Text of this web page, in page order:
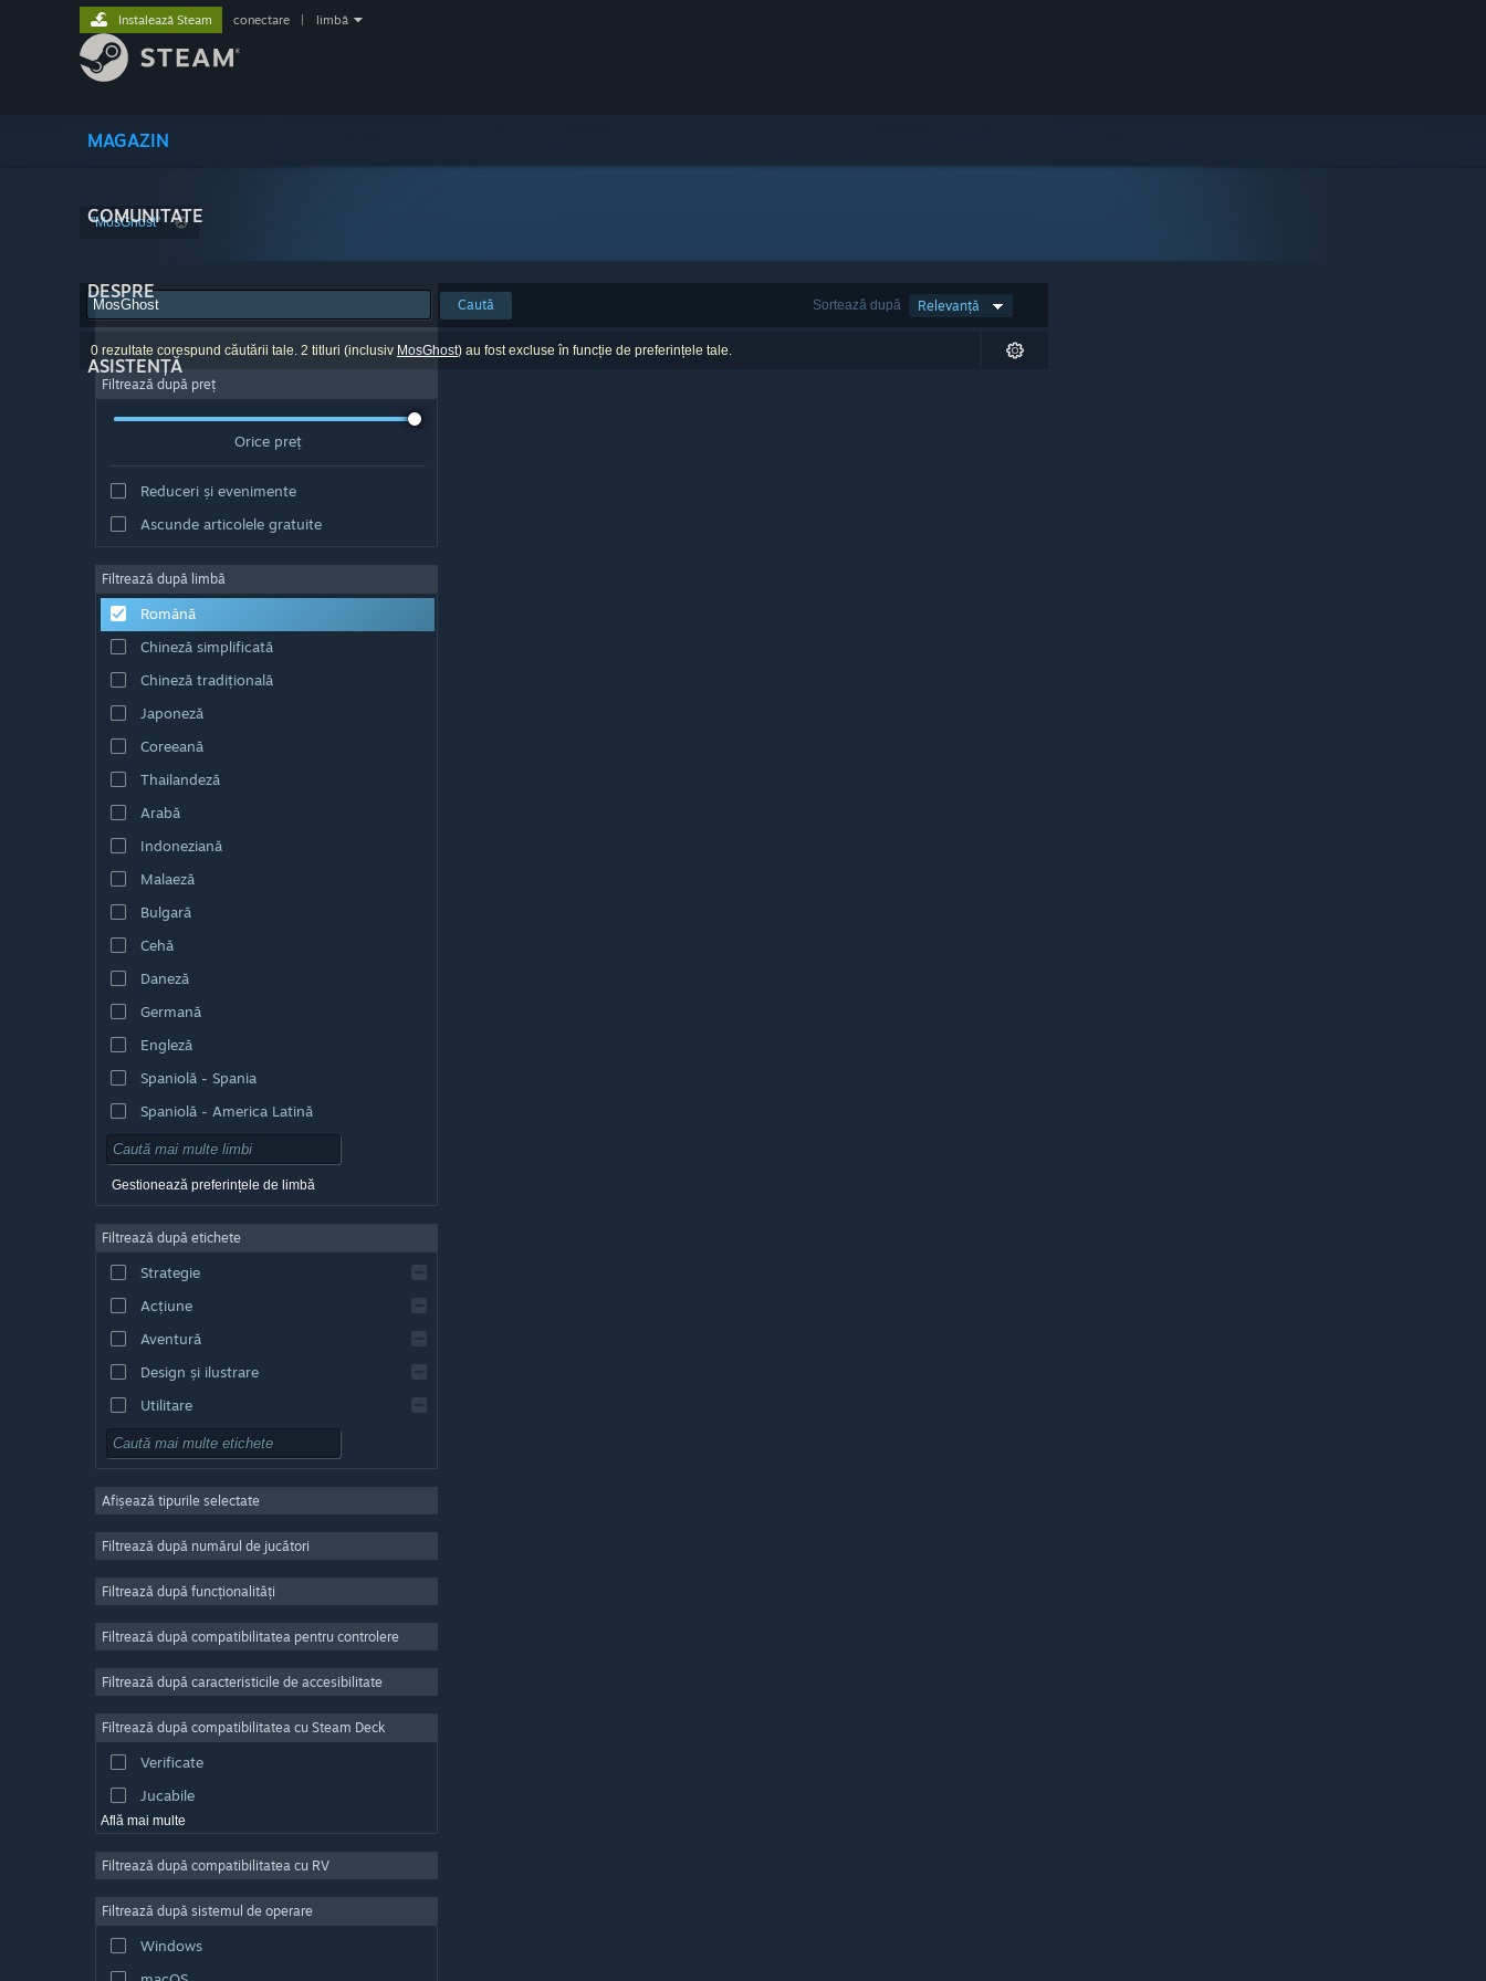
MAGAZIN
COMUNITATE
DESPRE
ASISTENȚĂ
Instalează Steam conectare limbă
"MosGhost"
Sortează după Relevanță
Caută
0 rezultate corespund căutării tale. 2 titluri (inclusiv MosGhost) au fost excluse în funcție de preferințele tale.
Filtrează după preț
Orice preț
Reduceri și evenimente
Ascunde articolele gratuite
Filtrează după limbă
Română
Chineză simplificată
Chineză tradițională
Japoneză
Coreeană
Thailandeză
Arabă
Indoneziană
Malaeză
Bulgară
Cehă
Daneză
Germană
Engleză
Spaniolă - Spania
Spaniolă - America Latină
Gestionează preferințele de limbă
Filtrează după etichete
Strategie
Acțiune
Aventură
Design și ilustrare
Utilitare
Gratuit
Număr masiv de jucători
Indie
Casual
Simulare
Producție video
Editare de fotografii
Afișează tipurile selectate
Filtrează după numărul de jucători
Filtrează după funcționalități
Filtrează după compatibilitatea pentru controlere
Filtrează după caracteristicile de accesibilitate
Filtrează după compatibilitatea cu Steam Deck
Verificate
Jucabile
Află mai multe
Filtrează după compatibilitatea cu RV
Filtrează după sistemul de operare
Windows